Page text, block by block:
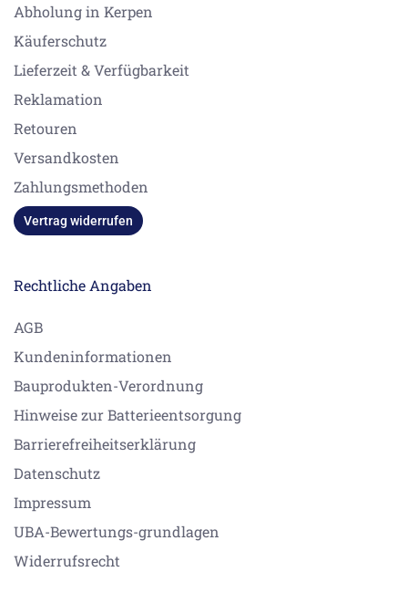
Abholung in Kerpen
Käuferschutz
Lieferzeit & Verfügbarkeit
Reklamation
Retouren
Versandkosten
Zahlungsmethoden
Vertrag widerrufen
Rechtliche Angaben
AGB
Kundeninformationen
Bauprodukten-Verordnung
Hinweise zur Batterieentsorgung
Barrierefreiheitserklärung
Datenschutz
Impressum
UBA-Bewertungs-grundlagen
Widerrufsrecht